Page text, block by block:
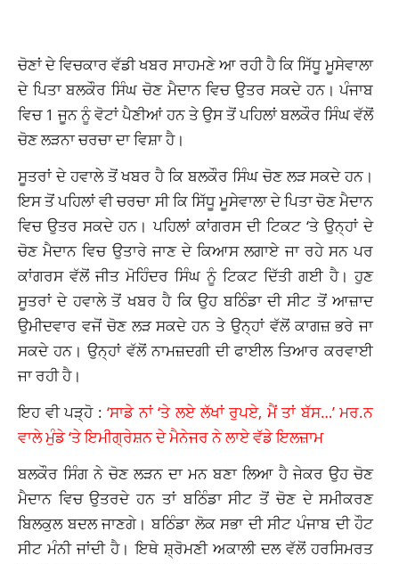
ਚੋਣਾਂ ਦੇ ਵਿਚਕਾਰ ਵੱਡੀ ਖਬਰ ਸਾਹਮਣੇ ਆ ਰਹੀ ਹੈ ਕਿ ਸਿੱਧੂ ਮੂਸੇਵਾਲਾ
ਦੇ ਪਿਤਾ ਬਲਕੌਰ ਸਿੰਘ ਚੋਣ ਮੈਦਾਨ ਵਿਚ ਉਤਰ ਸਕਦੇ ਹਨ। ਪੰਜਾਬ
ਵਿਚ 1 ਜੂਨ ਨੂੰ ਵੋਟਾਂ ਪੈਣੀਆਂ ਹਨ ਤੇ ਉਸ ਤੋਂ ਪਹਿਲਾਂ ਬਲਕੌਰ ਸਿੰਘ ਵੱਲੋਂ
ਚੋਣ ਲੜਨਾ ਚਰਚਾ ਦਾ ਵਿਸ਼ਾ ਹੈ।
ਸੂਤਰਾਂ ਦੇ ਹਵਾਲੇ ਤੋਂ ਖਬਰ ਹੈ ਕਿ ਬਲਕੌਰ ਸਿੰਘ ਚੋਣ ਲੜ ਸਕਦੇ ਹਨ।
ਇਸ ਤੋਂ ਪਹਿਲਾਂ ਵੀ ਚਰਚਾ ਸੀ ਕਿ ਸਿੱਧੂ ਮੂਸੇਵਾਲਾ ਦੇ ਪਿਤਾ ਚੋਣ ਮੈਦਾਨ
ਵਿਚ ਉਤਰ ਸਕਦੇ ਹਨ। ਪਹਿਲਾਂ ਕਾਂਗਰਸ ਦੀ ਟਿਕਟ ‘ਤੇ ਉਨ੍ਹਾਂ ਦੇ
ਚੋਣ ਮੈਦਾਨ ਵਿਚ ਉਤਾਰੇ ਜਾਣ ਦੇ ਕਿਆਸ ਲਗਾਏ ਜਾ ਰਹੇ ਸਨ ਪਰ
ਕਾਂਗਰਸ ਵੱਲੋਂ ਜੀਤ ਮੋਹਿੰਦਰ ਸਿੰਘ ਨੂੰ ਟਿਕਟ ਦਿੱਤੀ ਗਈ ਹੈ। ਹੁਣ
ਸੂਤਰਾਂ ਦੇ ਹਵਾਲੇ ਤੋਂ ਖਬਰ ਹੈ ਕਿ ਉਹ ਬਠਿੰਡਾ ਦੀ ਸੀਟ ਤੋਂ ਆਜ਼ਾਦ
ਉਮੀਦਵਾਰ ਵਜੋਂ ਚੋਣ ਲੜ ਸਕਦੇ ਹਨ ਤੇ ਉਨ੍ਹਾਂ ਵੱਲੋਂ ਕਾਗਜ਼ ਭਰੇ ਜਾ
ਸਕਦੇ ਹਨ। ਉਨ੍ਹਾਂ ਵੱਲੋਂ ਨਾਮਜ਼ਦਗੀ ਦੀ ਫਾਈਲ ਤਿਆਰ ਕਰਵਾਈ
ਜਾ ਰਹੀ ਹੈ।
ਇਹ ਵੀ ਪੜ੍ਹੋ :‘ਸਾਡੇ ਨਾਂ ‘ਤੇ ਲਏ ਲੱਖਾਂ ਰੁਪਏ, ਮੈਂ ਤਾਂ ਬੱਸ…’ ਮਰ.ਨ
ਵਾਲੇ ਮੁੰਡੇ ‘ਤੇ ਇਮੀਗ੍ਰੇਸ਼ਨ ਦੇ ਮੈਨੇਜਰ ਨੇ ਲਾਏ ਵੱਡੇ ਇਲਜ਼ਾਮ
ਬਲਕੌਰ ਸਿੰਗ ਨੇ ਚੋਣ ਲੜਨ ਦਾ ਮਨ ਬਣਾ ਲਿਆ ਹੈ ਜੇਕਰ ਉਹ ਚੋਣ
ਮੈਦਾਨ ਵਿਚ ਉਤਰਦੇ ਹਨ ਤਾਂ ਬਠਿੰਡਾ ਸੀਟ ਤੋਂ ਚੋਣ ਦੇ ਸਮੀਕਰਣ
ਬਿਲਕੁਲ ਬਦਲ ਜਾਣਗੇ। ਬਠਿੰਡਾ ਲੋਕ ਸਭਾ ਦੀ ਸੀਟ ਪੰਜਾਬ ਦੀ ਹੌਟ
ਸੀਟ ਮੰਨੀ ਜਾਂਦੀ ਹੈ। ਇਥੇ ਸ਼੍ਰੋਮਣੀ ਅਕਾਲੀ ਦਲ ਵੱਲੋਂ ਹਰਸਿਮਰਤ